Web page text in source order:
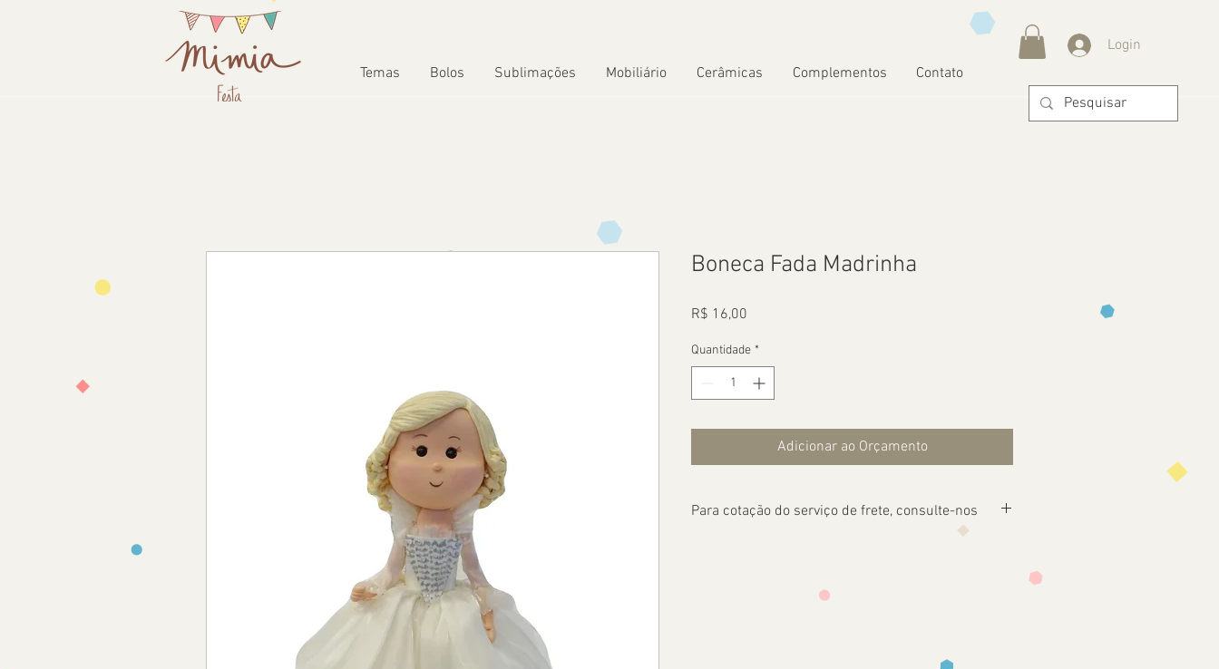
Temas Bolos Sublimações Mobiliário Cerâmicas Complementos Contato
Login
Boneca Fada Madrinha
R$ 16,00
Quantidade *
Adicionar ao Orçamento
Para cotação do serviço de frete, consulte-nos